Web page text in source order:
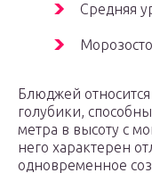
Средняя
Блюджей
голубики,
метра в высоту с
него характерен
одновременное